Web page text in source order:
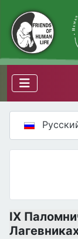
IX